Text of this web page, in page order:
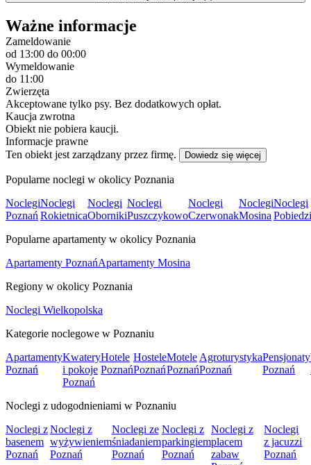
Ważne informacje
Zameldowanie
od 13:00 do 00:00
Wymeldowanie
do 11:00
Zwierzęta
Akceptowane tylko psy. Bez dodatkowych opłat.
Kaucja zwrotna
Obiekt nie pobiera kaucji.
Informacje prawne
Ten obiekt jest zarządzany przez firmę.
Dowiedz się więcej
Popularne noclegi w okolicy Poznania
Noclegi
Poznań
Noclegi
Rokietnica
Noclegi
Oborniki
Noclegi
Puszczykowo
Noclegi
Czerwonak
Noclegi
Mosina
Noclegi
Popularne apartamenty w okolicy Poznania
Apartamenty PoznańApartamenty Mosina
Regiony w okolicy Poznania
Noclegi Wielkopolska
Kategorie noclegowe w Poznaniu
Apartamenty
Poznań
Kwatery
i pokoje
Poznań
Hotele
Poznań
Hostele
Poznań
Motele
Poznań
Agroturystyka
Poznań
Pensjonaty
Poznań
Noclegi z udogodnieniami w Poznaniu
Noclegi z
basenem
Poznań
Noclegi z
wyżywieniem
Poznań
Noclegi ze
śniadaniem
Poznań
Noclegi z
parkingiem
Poznań
Noclegi z
placem
zabaw
Noclegi
z jacuzzi
Poznań